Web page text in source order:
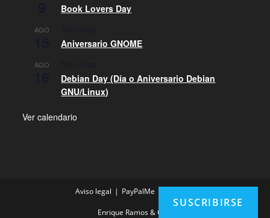
Book Lovers Day
AGO
Aniversario GNOME
AGO
Debian Day (Día o Aniversario Debian
GNU/Linux)
Ver calendario
Aviso legal PayPalMe
Enrique Ramos & Com
SUSCRIBIRSE